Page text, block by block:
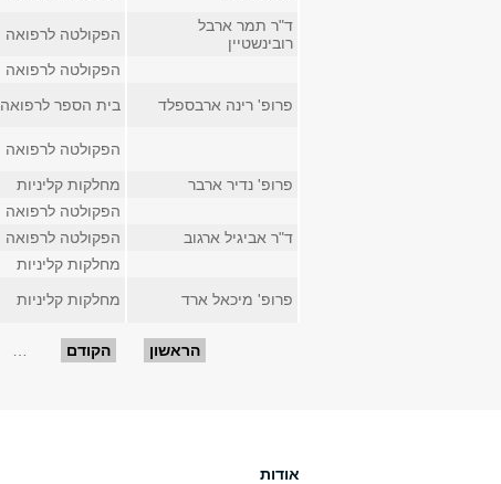
ד"ר תמר ארבל
רובינשטיין
הפקולטה לרפואה
הפקולטה לרפואה
פרופ' רינה ארבספלד
בית הספר לרפואה
הפקולטה לרפואה
פרופ' נדיר ארבר
מחלקות קליניות
הפקולטה לרפואה
ד"ר אביגיל ארגוב
הפקולטה לרפואה
מחלקות קליניות
פרופ' מיכאל ארד
מחלקות קליניות
הראשון הקודם
אודות